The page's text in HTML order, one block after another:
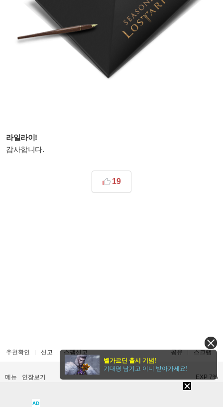
라일라이!
감사합니다.
19
추천확인 신고 스팸신고 공유 스크랩
메뉴 인장보기 EXP 7%
AD
벨가르딘 출시 기념!
기대평 남기고 이니 받아가세요!